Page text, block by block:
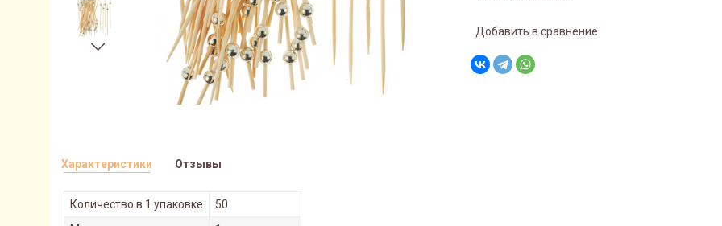
Добавить в сравнение
Характеристики
Количество в 1 упаковке
50
Отзывы